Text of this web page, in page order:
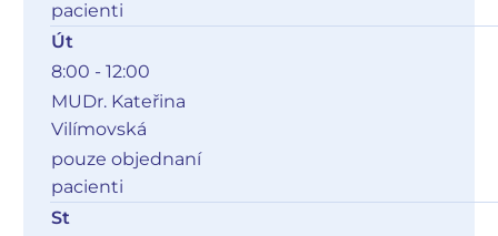
pacienti
Út
8:00 - 12:00
MUDr. Kateřina
Vilímovská
pouze objednaní
pacienti
St